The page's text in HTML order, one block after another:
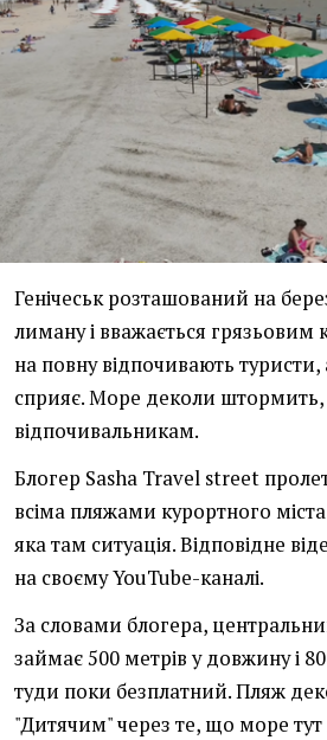
Генічеськ розташований на
лиману і вважається грязьовим
на повну відпочивають
сприяє. Море деколи штормить,
відпочивальникам.
Блогер Sasha Travel street
всіма пляжами курортного міста
яка там ситуація. Відповідне
на своєму YouTube-каналі.
За словами блогера,
займає 500 метрів у довжину і
туди поки безплатний. Пляж
"Дитячим" через те, що море тут